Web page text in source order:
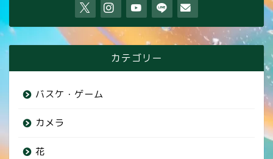
カテゴリー
バスケ・ゲーム
カメラ
花